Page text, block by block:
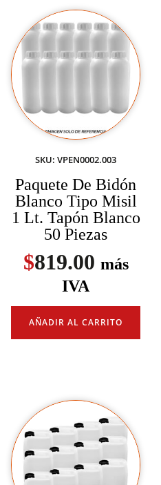
SKU: VPEN0002.003
Paquete De Bidón
Blanco Tipo Misil
1 Lt. Tapón Blanco
50 Piezas
$819.00 más
IVA
AÑADIR AL CARRITO